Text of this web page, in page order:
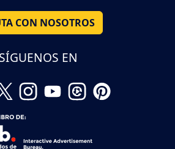
CON NOSOTROS
SÍGUENOS EN